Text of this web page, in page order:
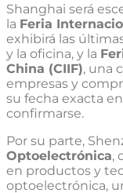
Shanghai será
la Feria
exhibirá las
y la oficina, y la
China (CIIF), una
empresas y
su fecha exacta
confirmarse.
Por su parte,
Optoelectrónica,
en productos y
optoelectrónica,